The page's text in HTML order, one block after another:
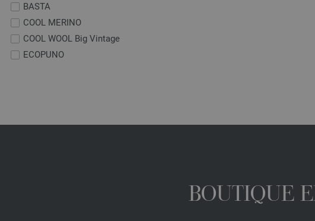
BASTA
COOL MERINO
COOL WOOL Big Vintage
ECOPUNO
BOUTIQUE